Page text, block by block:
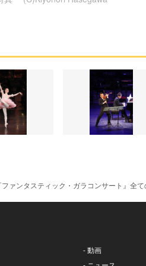
ァンタスティック・ガラコンサート』全
- 動画